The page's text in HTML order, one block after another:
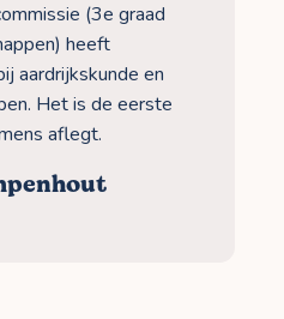
(3e graad
heeft
aardrijkskunde en
Het is de eerste
aflegt.